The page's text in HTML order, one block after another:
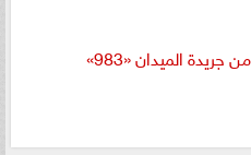
جريدة الميدان «983»